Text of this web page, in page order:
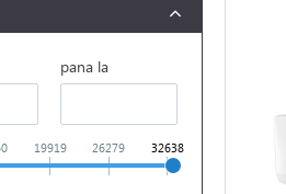
pana la
19919 26279 32638